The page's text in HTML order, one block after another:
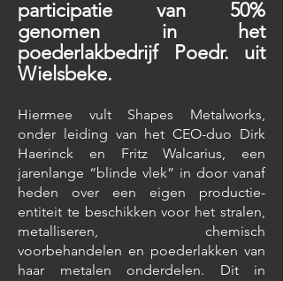
participatie van 50%
genomen in het
poederlakbedrijf Poedr. uit
Wielsbeke.
Hiermee vult Shapes Metalworks,
onder leiding van het CEO-duo Dirk
Haerinck en Fritz Walcarius, een
jarenlange “blinde vlek” in door vanaf
heden over een eigen productie-
entiteit te beschikken voor het stralen,
metalliseren, chemisch
voorbehandelen en poederlakken van
haar metalen onderdelen. Dit in